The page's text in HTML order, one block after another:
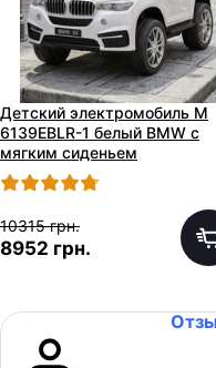
Детский электромобиль M
6139EBLR-1 белый BMW с
мягким сиденьем
10315 грн.
8952 грн.